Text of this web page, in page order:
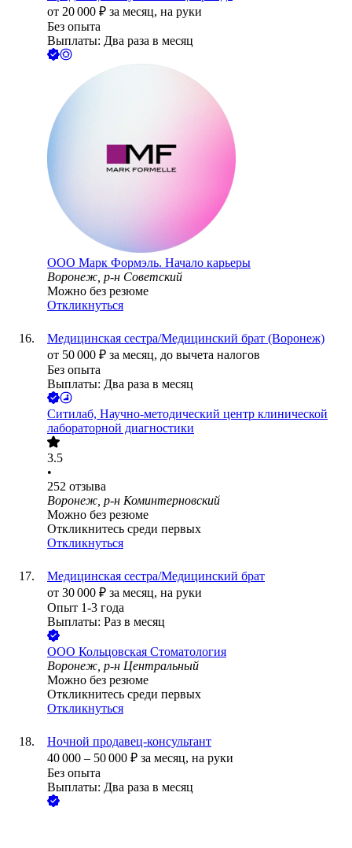
от 20 000 ₽ за месяц, на руки
Без опыта
Выплаты: Два раза в месяц
ООО Марк Формэль. Начало карьеры
Воронеж, р-н Советский
Можно без резюме
Откликнуться
Медицинская сестра/Медицинский брат (Воронеж)
от 50 000 ₽ за месяц, до вычета налогов
Без опыта
Выплаты: Два раза в месяц
Ситилаб, Научно-методический центр клинической
лабораторной диагностики
3.5
•
252 отзыва
Воронеж, р-н Коминтерновский
Можно без резюме
Откликнитесь среди первых
Откликнуться
Медицинская сестра/Медицинский брат
от 30 000 ₽ за месяц, на руки
Опыт 1-3 года
Выплаты: Раз в месяц
ООО Кольцовская Стоматология
Воронеж, р-н Центральный
Можно без резюме
Откликнитесь среди первых
Откликнуться
Ночной продавец-консультант
40 000 – 50 000 ₽ за месяц, на руки
Без опыта
Выплаты: Два раза в месяц